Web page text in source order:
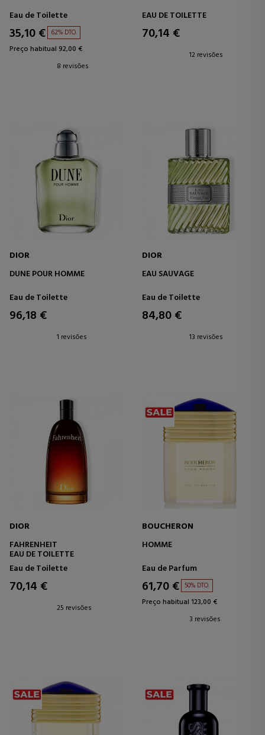
Eau de Toilette
35,10 € 62% DTO.
Preço habitual 92,00 €
8 revisões
EAU DE TOILETTE
70,14 €
12 revisões
DIOR
DUNE POUR HOMME
Eau de Toilette
96,18 €
1 revisões
DIOR
EAU SAUVAGE
Eau de Toilette
84,80 €
13 revisões
DIOR
FAHRENHEIT
EAU DE TOILETTE
Eau de Toilette
70,14 €
25 revisões
BOUCHERON
HOMME
Eau de Parfum
61,70 € 50% DTO.
Preço habitual 123,00 €
3 revisões